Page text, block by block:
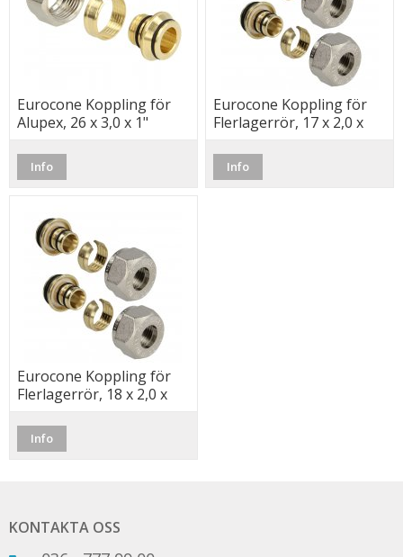
Eurocone Koppling för
Alupex, 26 x 3,0 x 1"
Info
Eurocone Koppling för
Flerlagerrör, 17 x 2,0 x
Info
Eurocone Koppling för
Flerlagerrör, 18 x 2,0 x
Info
KONTAKTA OSS